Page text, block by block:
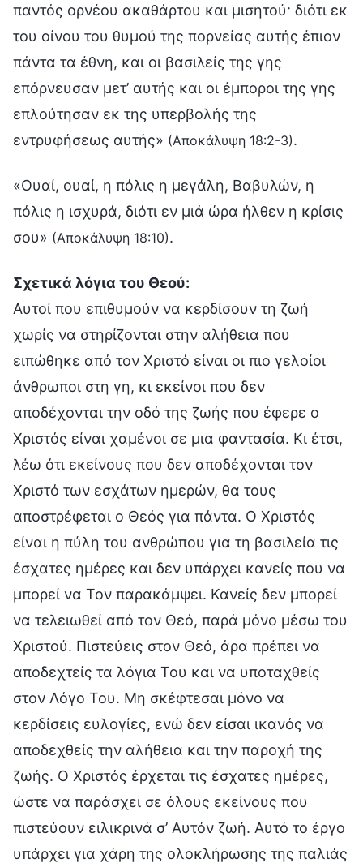
παντός ορνέου ακαθάρτου και μισητού· διότι εκ
του οίνου του θυμού της πορνείας αυτής έπιον
πάντα τα έθνη, και οι βασιλείς της γης
επόρνευσαν μετ’ αυτής και οι έμποροι της γης
επλούτησαν εκ της υπερβολής της
εντρυφήσεως αυτής» (Αποκάλυψη 18:2-3).
«Ουαί, ουαί, η πόλις η μεγάλη, Βαβυλών, η
πόλις η ισχυρά, διότι εν μιά ώρα ήλθεν η κρίσις
σου» (Αποκάλυψη 18:10).
Σχετικά λόγια του Θεού:
Αυτοί που επιθυμούν να κερδίσουν τη ζωή
χωρίς να στηρίζονται στην αλήθεια που
ειπώθηκε από τον Χριστό είναι οι πιο γελοίοι
άνθρωποι στη γη, κι εκείνοι που δεν
αποδέχονται την οδό της ζωής που έφερε ο
Χριστός είναι χαμένοι σε μια φαντασία. Κι έτσι,
λέω ότι εκείνους που δεν αποδέχονται τον
Χριστό των εσχάτων ημερών, θα τους
αποστρέφεται ο Θεός για πάντα. Ο Χριστός
είναι η πύλη του ανθρώπου για τη βασιλεία τις
έσχατες ημέρες και δεν υπάρχει κανείς που να
μπορεί να Τον παρακάμψει. Κανείς δεν μπορεί
να τελειωθεί από τον Θεό, παρά μόνο μέσω του
Χριστού. Πιστεύεις στον Θεό, άρα πρέπει να
αποδεχτείς τα λόγια Του και να υποταχθείς
στον Λόγο Του. Μη σκέφτεσαι μόνο να
κερδίσεις ευλογίες, ενώ δεν είσαι ικανός να
αποδεχθείς την αλήθεια και την παροχή της
ζωής. Ο Χριστός έρχεται τις έσχατες ημέρες,
ώστε να παράσχει σε όλους εκείνους που
πιστεύουν ειλικρινά σ’ Αυτόν ζωή. Αυτό το έργο
υπάρχει για χάρη της ολοκλήρωσης της παλιάς